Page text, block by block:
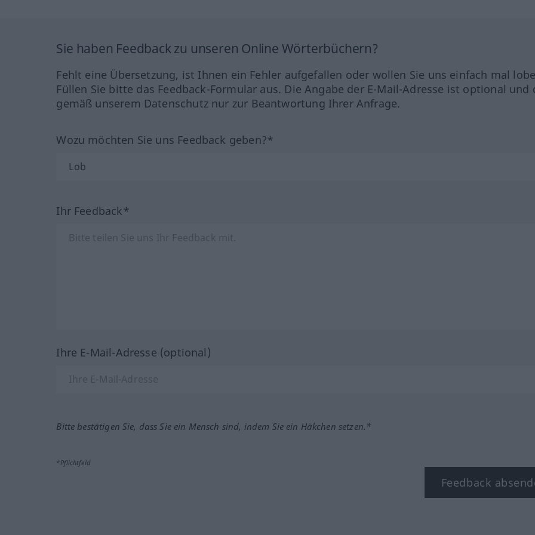
Sie haben Feedback zu unseren Online Wörterbüchern?
Fehlt eine Übersetzung, ist Ihnen ein Fehler aufgefallen oder wollen Sie uns einfach mal
Füllen Sie bitte das Feedback-Formular aus. Die Angabe der E-Mail-Adresse ist optional und
gemäß unserem Datenschutz nur zur Beantwortung Ihrer Anfrage.
Wozu möchten Sie uns Feedback geben?*
Ihr Feedback*
Ihre E-Mail-Adresse (optional)
Bitte bestätigen Sie, dass Sie ein Mensch sind, indem Sie ein Häkchen setzen.*
*Pflichtfeld
Feedback